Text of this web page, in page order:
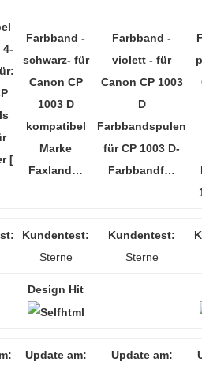
4-
[
Farbband -
schwarz- für
Canon CP
1003 D
kompatibel
Marke
Faxland…
Farbband -
violett - für
Canon CP 1003
D
Farbbandspulen
für CP 1003 D-
Farbbandf…
Kundentest:
Sterne
Kundentest:
Sterne
Design Hit
Update am: Update am: